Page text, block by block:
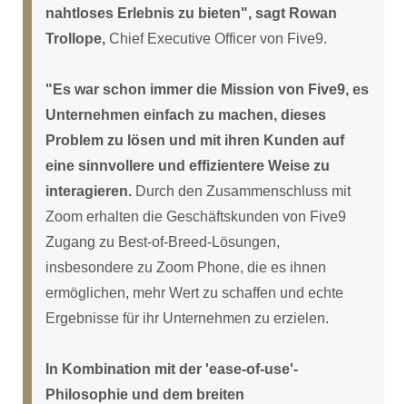
nahtloses Erlebnis zu bieten", sagt Rowan
Trollope, Chief Executive Officer von Five9.
"Es war schon immer die Mission von Five9, es
Unternehmen einfach zu machen, dieses
Problem zu lösen und mit ihren Kunden auf
eine sinnvollere und effizientere Weise zu
interagieren. Durch den Zusammenschluss mit
Zoom erhalten die Geschäftskunden von Five9
Zugang zu Best-of-Breed-Lösungen,
insbesondere zu Zoom Phone, die es ihnen
ermöglichen, mehr Wert zu schaffen und echte
Ergebnisse für ihr Unternehmen zu erzielen.
In Kombination mit der 'ease-of-use'-
Philosophie und dem breiten